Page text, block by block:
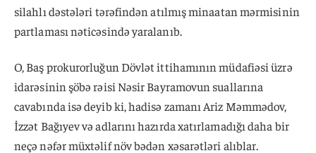
silahlı dəstələri tərəfindən atılmış minaatan mərmisinin
partlaması nəticəsində yaralanıb.
O, Baş prokurorluğun Dövlət ittihamının müdafiəsi üzrə
idarəsinin şöbə rəisi Nəsir Bayramovun suallarına
cavabında isə deyib ki, hadisə zamanı Ariz Məmmədov,
İzzət Bağıyev və adlarını hazırda xatırlamadığı daha bir
neçə nəfər müxtəlif növ bədən xəsarətləri alıblar.